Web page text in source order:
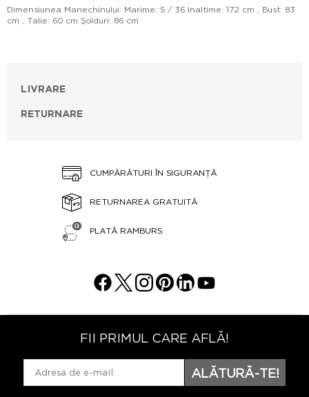
Dimensiunea Manechinului: Marime: S / 36 Inaltime: 172 cm , Bust: 83
cm , Talie: 60 cm Şolduri: 86 cm
LIVRARE
RETURNARE
CUMPĂRĂTURI ÎN SIGURANȚĂ
RETURNAREA GRATUITĂ
PLATĂ RAMBURS
FII PRIMUL CARE AFLĂ!
ALĂTURĂ-TE!